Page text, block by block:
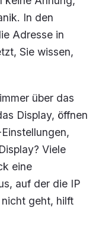
In den
Adresse in
Sie wissen,
über das
Display, öffnen
Viele
eine
auf der die IP
geht, hilft